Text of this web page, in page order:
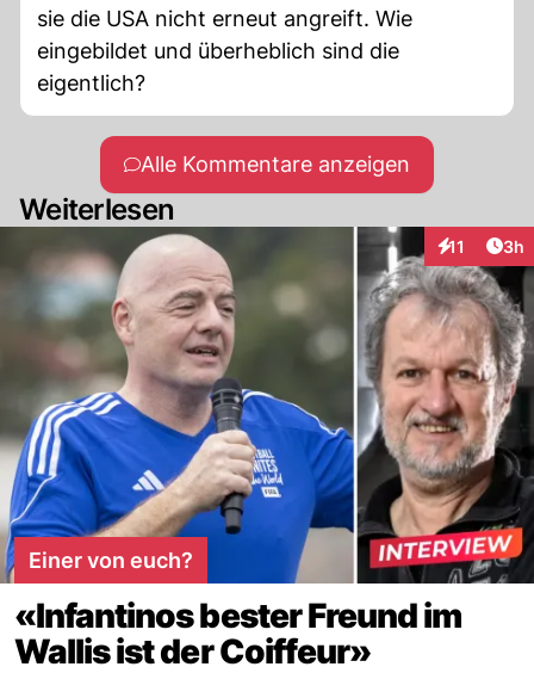
sie die USA nicht erneut angreift. Wie
eingebildet und überheblich sind die
eigentlich?
Alle Kommentare anzeigen
Weiterlesen
11 3h
Einer von euch?
«Infantinos bester Freund im
Wallis ist der Coiffeur»